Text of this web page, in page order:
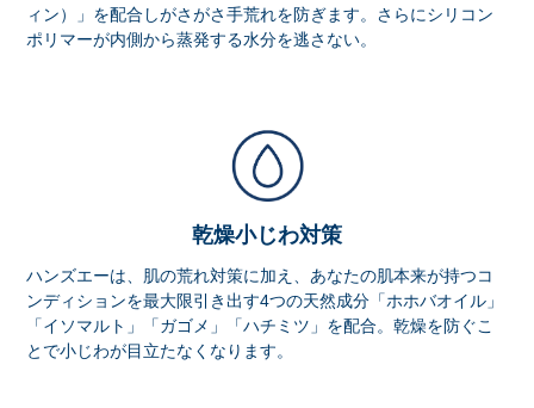
ィン）」を配合しがさがさ手荒れを防ぎます。さらにシリコン
ポリマーが内側から蒸発する水分を逃さない。
乾燥小じわ対策
ハンズエーは、肌の荒れ対策に加え、あなたの肌本来が持つコ
ンディションを最大限引き出す4つの天然成分「ホホバオイル」
「イソマルト」「ガゴメ」「ハチミツ」を配合。乾燥を防ぐこ
とで小じわが目立たなくなります。